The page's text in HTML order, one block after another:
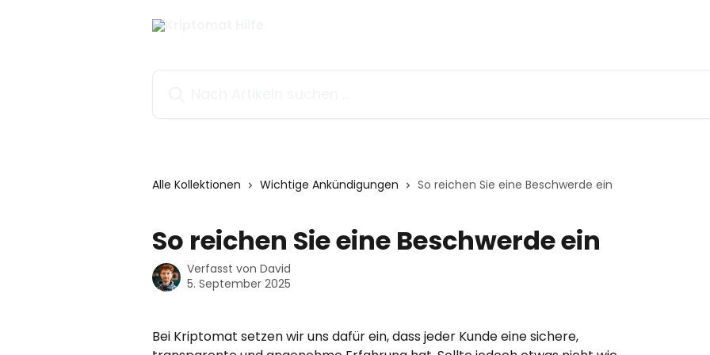
Alle Kollektionen Wichtige Ankündigungen So reichen Sie eine Beschwerde ein
So reichen Sie eine Beschwerde ein
Verfasst von David
5. September 2025
Bei Kriptomat setzen wir uns dafür ein, dass jeder Kunde eine sichere,